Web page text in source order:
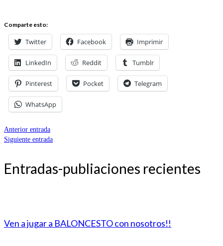
Comparte esto:
Twitter Facebook Imprimir
LinkedIn Reddit Tumblr
Pinterest Pocket Telegram
WhatsApp
Anterior entrada
Siguiente entrada
Entradas-publiaciones recientes
Ven a jugar a BALONCESTO con nosotros!!